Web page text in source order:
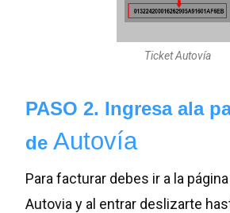
Ticket Autovía
PASO 2. Ingresa ala
deAutovía
Para facturar debes ir a la
Autovia y al entrar deslizarte